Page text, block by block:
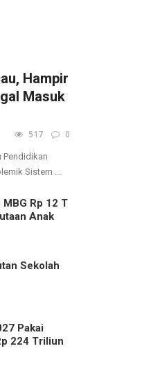
Hampir
Masuk
517 0
Pendidikan
Sistem ...
Rp 12 T
Anak
Sekolah
Pakai
224 Triliun